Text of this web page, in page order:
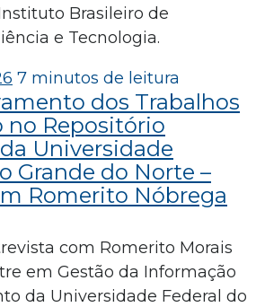
Brasileiro de
e Tecnologia.
7 minutos de leitura
dos Trabalhos
no Repositório
Universidade
Grande do Norte –
Romerito Nóbrega
com Romerito Morais
em Gestão da Informação
da Universidade Federal do